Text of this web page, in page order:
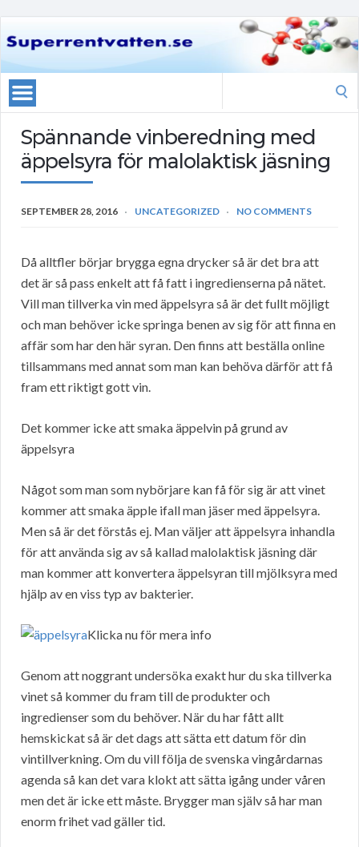
Spännande vinberedning med
äppelsyra för malolaktisk jäsning
SEPTEMBER 28, 2016 UNCATEGORIZED NO COMMENTS
Då alltfler börjar brygga egna drycker så är det bra att
det är så pass enkelt att få fatt i ingredienserna på nätet.
Vill man tillverka vin med äppelsyra så är det fullt möjligt
och man behöver icke springa benen av sig för att finna en
affär som har den här syran. Den finns att beställa online
tillsammans med annat som man kan behöva därför att få
fram ett riktigt gott vin.
Det kommer icke att smaka äppelvin på grund av
äppelsyra
Något som man som nybörjare kan få för sig är att vinet
kommer att smaka äpple ifall man jäser med äppelsyra.
Men så är det förstås ej. Man väljer att äppelsyra inhandla
för att använda sig av så kallad malolaktisk jäsning där
man kommer att konvertera äppelsyran till mjölksyra med
hjälp av en viss typ av bakterier.
Klicka nu för mera info
Genom att noggrant undersöka exakt hur du ska tillverka
vinet så kommer du fram till de produkter och
ingredienser som du behöver. När du har fått allt
hemskickat så är det dags att sätta ett datum för din
vintillverkning. Om du vill följa de svenska vingårdarnas
agenda så kan det vara klokt att sätta igång under våren
men det är icke ett måste. Brygger man själv så har man
enorm frihet vad gäller tid.